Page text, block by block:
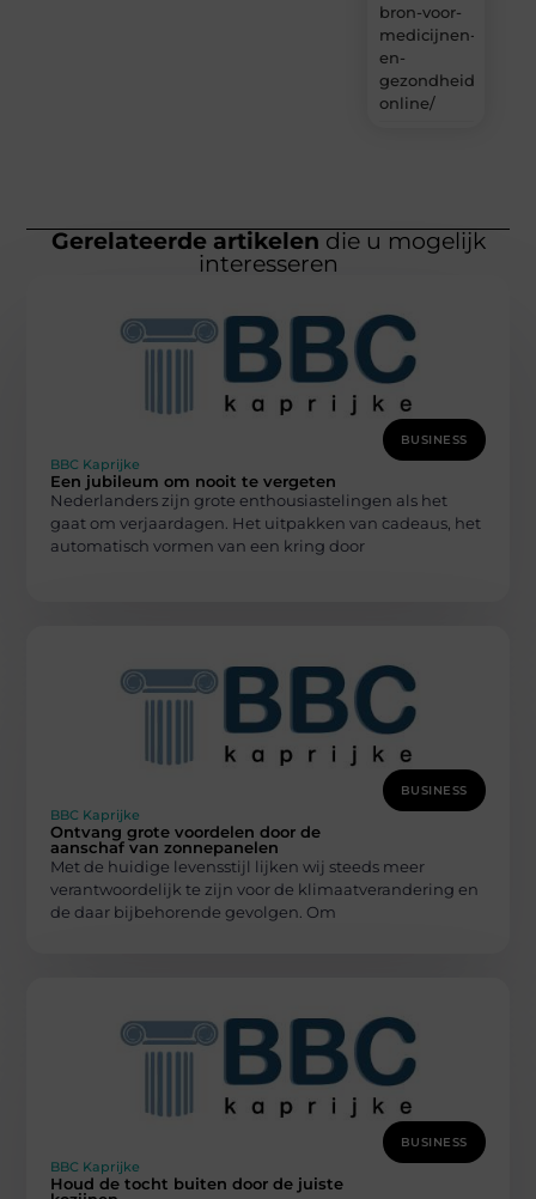
bron-voor-
medicijnen-
en-
online/
Gerelateerde artikelen die u mogelijk
interesseren
BUSINESS
BBC Kaprijke
Een jubileum om nooit te vergeten
Nederlanders zijn grote enthousiastelingen als het
gaat om verjaardagen. Het uitpakken van cadeaus, het
automatisch vormen van een kring door
BUSINESS
BBC Kaprijke
Ontvang grote voordelen door de
aanschaf van zonnepanelen
Met de huidige levensstijl lijken wij steeds meer
verantwoordelijk te zijn voor de klimaatverandering en
de daar bijbehorende gevolgen. Om
BUSINESS
BBC Kaprijke
Houd de tocht buiten door de juiste